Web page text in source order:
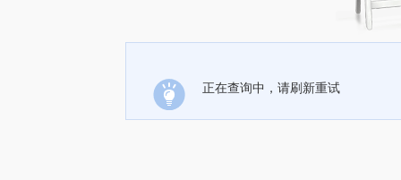
正在查询中，请刷新重试